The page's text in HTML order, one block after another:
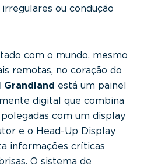
ou condução
com o mundo, mesmo
remotas, no coração do
Grandland está um painel
digital que combina
com um display
e o Head-Up Display
informações críticas
O sistema de